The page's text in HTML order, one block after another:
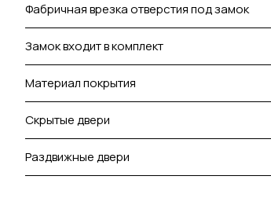
Фабричная врезка отверстия под замок
Замок входит в комплект
Материал покрытия
Скрытые двери
Раздвижные двери